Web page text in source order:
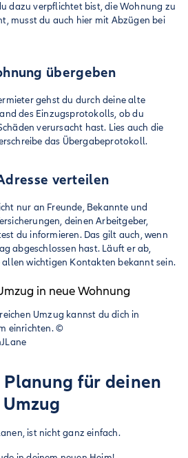
dazu verpflichtet bist, die Wohnung zu
musst du auch hier mit Abzügen bei
übergeben
gehst du durch deine alte
des Einzugsprotokolls, ob du
verursacht hast. Lies auch die
das Übergabeprotokoll.
verteilen
nur an Freunde, Bekannte und
deinen Arbeitgeber,
du informieren. Das gilt auch, wenn
abgeschlossen hast. Läuft er ab,
allen wichtigen Kontakten bekannt sein.
Umzug kannst du dich in
einrichten.©
für deinen
Umzug
ist nicht ganz einfach.